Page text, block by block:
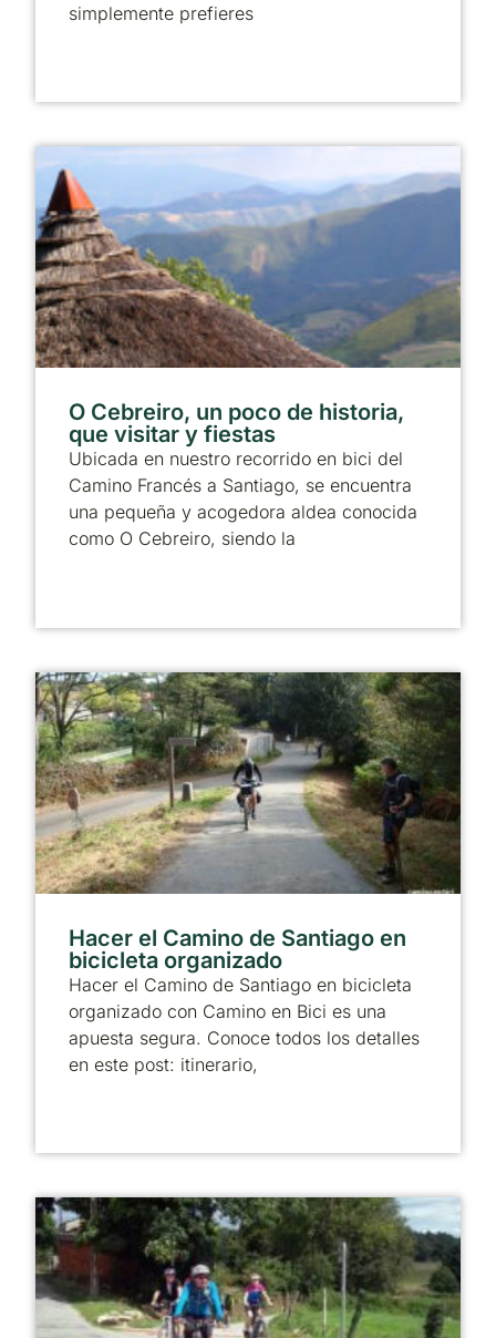
simplemente prefieres
O Cebreiro, un poco de historia,
que visitar y fiestas
Ubicada en nuestro recorrido en bici del
Camino Francés a Santiago, se encuentra
una pequeña y acogedora aldea conocida
como O Cebreiro, siendo la
Hacer el Camino de Santiago en
bicicleta organizado
Hacer el Camino de Santiago en bicicleta
organizado con Camino en Bici es una
apuesta segura. Conoce todos los detalles
en este post: itinerario,